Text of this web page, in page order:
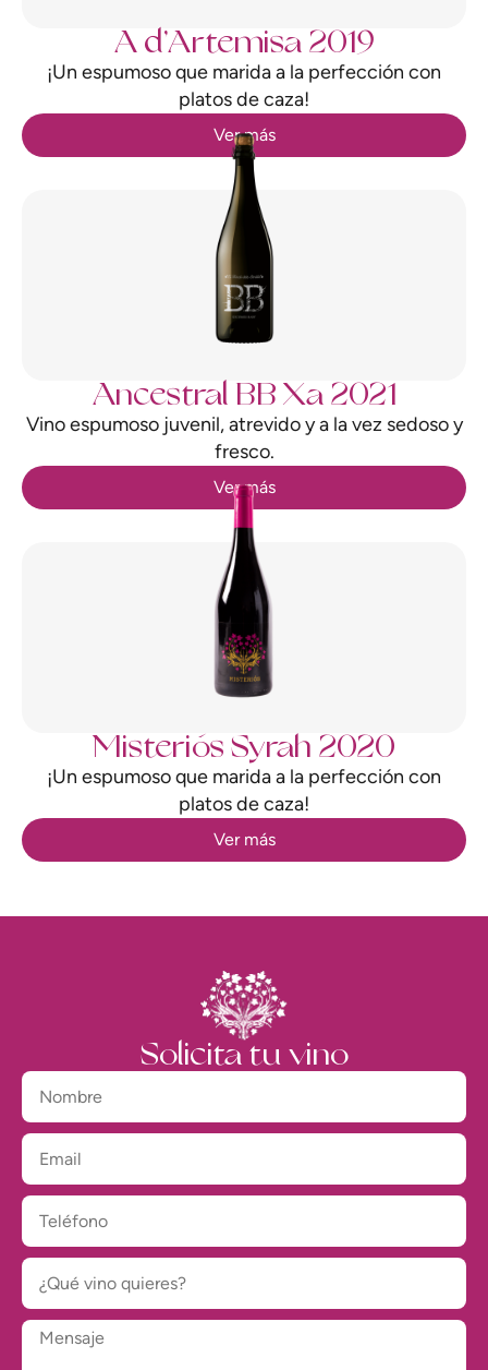
A d’Artemisa 2019
¡Un espumoso que marida a la perfección con
platos de caza!
Ver más
Ancestral BB Xa 2021
Vino espumoso juvenil, atrevido y a la vez sedoso y
fresco.
Ver más
Misteriós Syrah 2020
¡Un espumoso que marida a la perfección con
platos de caza!
Ver más
Solicita tu vino